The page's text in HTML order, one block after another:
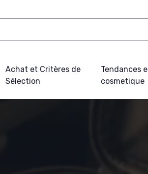
Achat et Critères de
Sélection
Tendances
cosmetique